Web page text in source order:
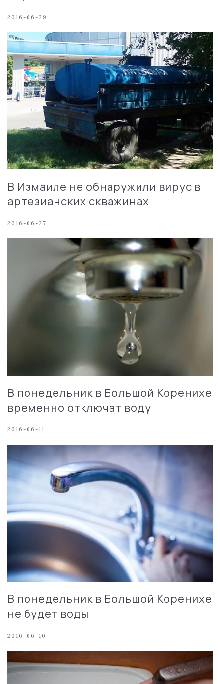
2016-06-29
В Измаиле не обнаружили вирус в
артезианских скважинах
2016-06-27
В понедельник в Большой Коренихе
временно отключат воду
2016-06-11
В понедельник в Большой Коренихе
не будет воды
2016-06-10